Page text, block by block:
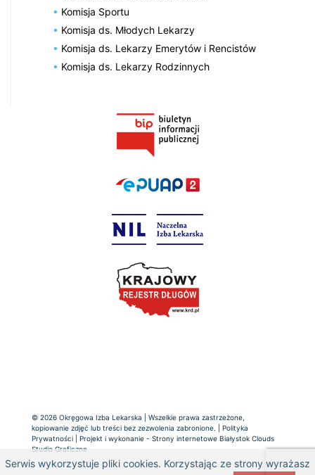
Komisja Sportu
Komisja ds. Młodych Lekarzy
Komisja ds. Lekarzy Emerytów i Rencistów
Komisja ds. Lekarzy Rodzinnych
© 2026 Okręgowa Izba Lekarska | Wszelkie prawa zastrzeżone,
kopiowanie zdjęć lub treści bez zezwolenia zabronione. | Polityka
Prywatności | Projekt i wykonanie - Strony internetowe Białystok Clouds
Studio Graficzne
Serwis wykorzystuje pliki cookies. Korzystając ze strony wyrażasz